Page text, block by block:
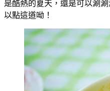
是酷熱的夏天，還是可以涮
以點這道呦！